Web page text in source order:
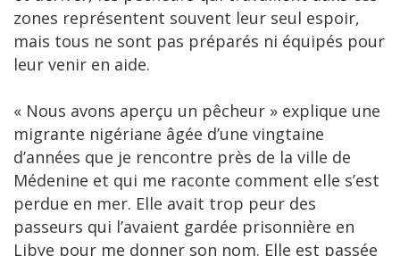
zones représentent souvent leur seul espoir,
mais tous ne sont pas préparés ni équipés pour
leur venir en aide.
« Nous avons aperçu un pêcheur » explique une
migrante nigériane âgée d’une vingtaine
d’années que je rencontre près de la ville de
Médenine et qui me raconte comment elle s’est
perdue en mer. Elle avait trop peur des
passeurs qui l’avaient gardée prisonnière en
Libye pour me donner son nom. Elle est passée